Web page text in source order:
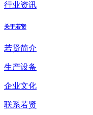
行业资讯
关于若贤
若贤简介
生产设备
企业文化
联系若贤